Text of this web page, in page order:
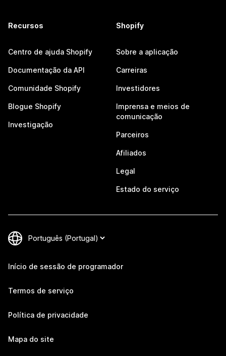
Recursos
Centro de ajuda Shopify
Documentação da API
Comunidade Shopify
Blogue Shopify
Investigação
Shopify
Sobre a aplicação
Carreiras
Investidores
Imprensa e meios de
comunicação
Parceiros
Afiliados
Legal
Estado do serviço
Início de sessão de programador
Termos de serviço
Política de privacidade
Mapa do site